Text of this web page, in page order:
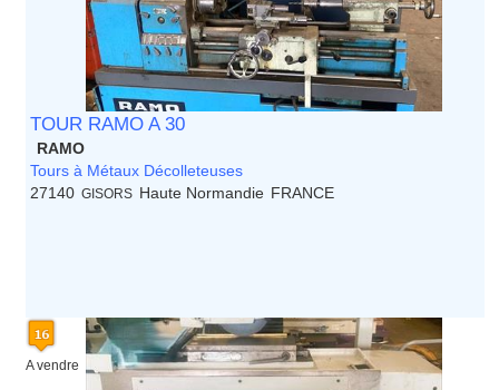
TOUR RAMO A 30
RAMO
Tours à Métaux Décolleteuses
27140 GISORS Haute Normandie FRANCE
A vendre